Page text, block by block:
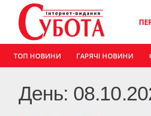
ТОП НОВИНИ ГАРЯЧІ НОВИНИ
День: